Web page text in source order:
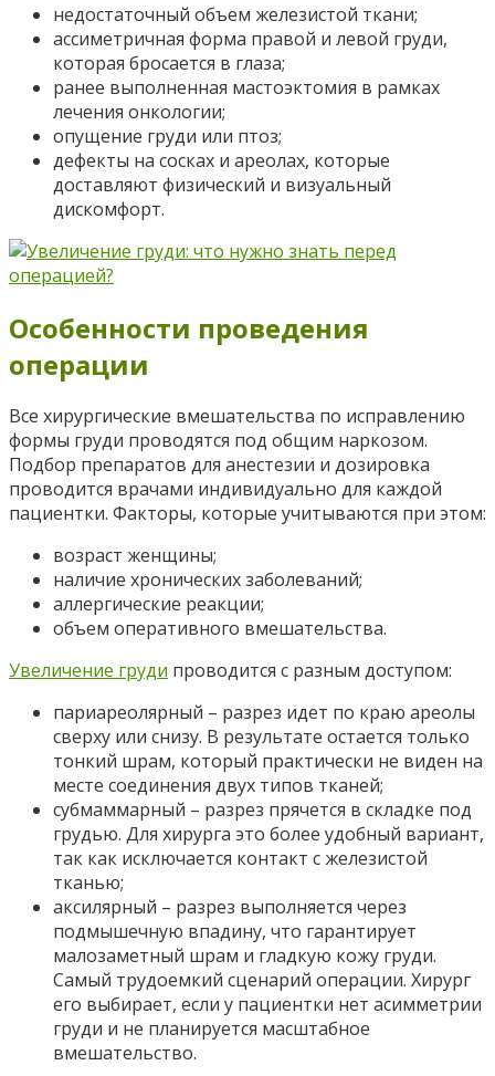
недостаточный объем железистой ткани;
ассиметричная форма правой и левой груди,
которая бросается в глаза;
ранее выполненная мастоэктомия в рамках
лечения онкологии;
опущение груди или птоз;
дефекты на сосках и ареолах, которые
доставляют физический и визуальный
дискомфорт.
Особенности проведения
операции
Все хирургические вмешательства по исправлению
формы груди проводятся под общим наркозом.
Подбор препаратов для анестезии и дозировка
проводится врачами индивидуально для каждой
пациентки. Факторы, которые учитываются при этом:
возраст женщины;
наличие хронических заболеваний;
аллергические реакции;
объем оперативного вмешательства.
Увеличение груди проводится с разным доступом:
париареолярный – разрез идет по краю ареолы
сверху или снизу. В результате остается только
тонкий шрам, который практически не виден на
месте соединения двух типов тканей;
субмаммарный – разрез прячется в складке под
грудью. Для хирурга это более удобный вариант,
так как исключается контакт с железистой
тканью;
аксилярный – разрез выполняется через
подмышечную впадину, что гарантирует
малозаметный шрам и гладкую кожу груди.
Самый трудоемкий сценарий операции. Хирург
его выбирает, если у пациентки нет асимметрии
груди и не планируется масштабное
вмешательство.